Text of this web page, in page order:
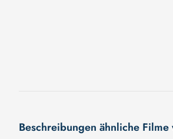
Beschreibungen ähnliche